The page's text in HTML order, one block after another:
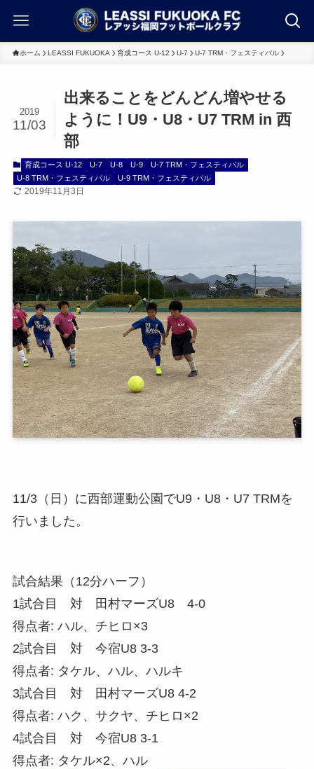
ホーム LEASSI FUKUOKA 育成コース U-12 U-7 U-7 TRM・フェスティバル
出来ることをどんどん増やせる
ように！U9・U8・U7 TRM in 西
部
2019
11/03
育成コース U-12 U-7 U-8 U-9
U-7 TRM・フェスティバル
U-8 TRM・フェスティバル
U-9 TRM・フェスティバル
2019年11月3日
11/3（日）に西部運動公園でU9・U8・U7 TRMを
行いました。
試合結果（12分ハーフ）
1試合目 対 田村マーズU8 4-0
得点者: ハル、チヒロ×3
2試合目 対 今宿U8 3-3
得点者: タケル、ハル、ハルキ
3試合目 対 田村マーズU8 4-2
得点者: ハク、サクヤ、チヒロ×2
4試合目 対 今宿U8 3-1
得点者: タケル×2、ハル